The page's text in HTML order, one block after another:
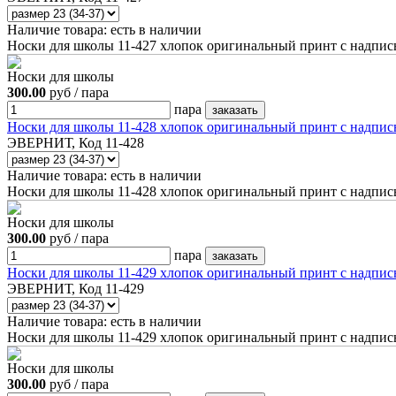
Наличие товара: есть в наличии
Носки для школы 11-427 хлопок оригинальный принт с
Носки для школы
300.00 руб / пара
пара
Носки для школы 11-428 хлопок оригинальный принт с
ЭВЕРНИТ, Код 11-428
Наличие товара: есть в наличии
Носки для школы 11-428 хлопок оригинальный принт с
Носки для школы
300.00 руб / пара
пара
Носки для школы 11-429 хлопок оригинальный принт с
ЭВЕРНИТ, Код 11-429
Наличие товара: есть в наличии
Носки для школы 11-429 хлопок оригинальный принт с
Носки для школы
300.00 руб / пара